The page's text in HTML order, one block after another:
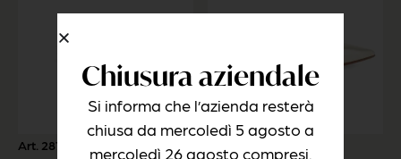
Art. 2875-YAR
Chiusura aziendale
Si informa che l’azienda resterà
chiusa da mercoledì 5 agosto a
mercoledì 26 agosto compresi.